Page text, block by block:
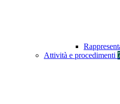
Attività e procedimenti